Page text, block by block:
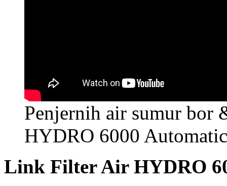
Penjernih air sumur bor
HYDRO 6000 Automatic
Link Filter Air HYDRO